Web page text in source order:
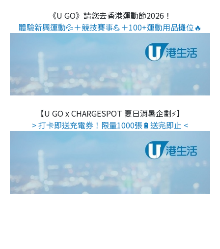
《U GO》請您去香港運動節2026！
體驗新興運動💦＋競技賽事💪＋100+運動用品攤位🔥
【U GO x CHARGESPOT 夏日消暑企劃⚡】
> 打卡即送充電券！限量1000張🔋送完即止 <